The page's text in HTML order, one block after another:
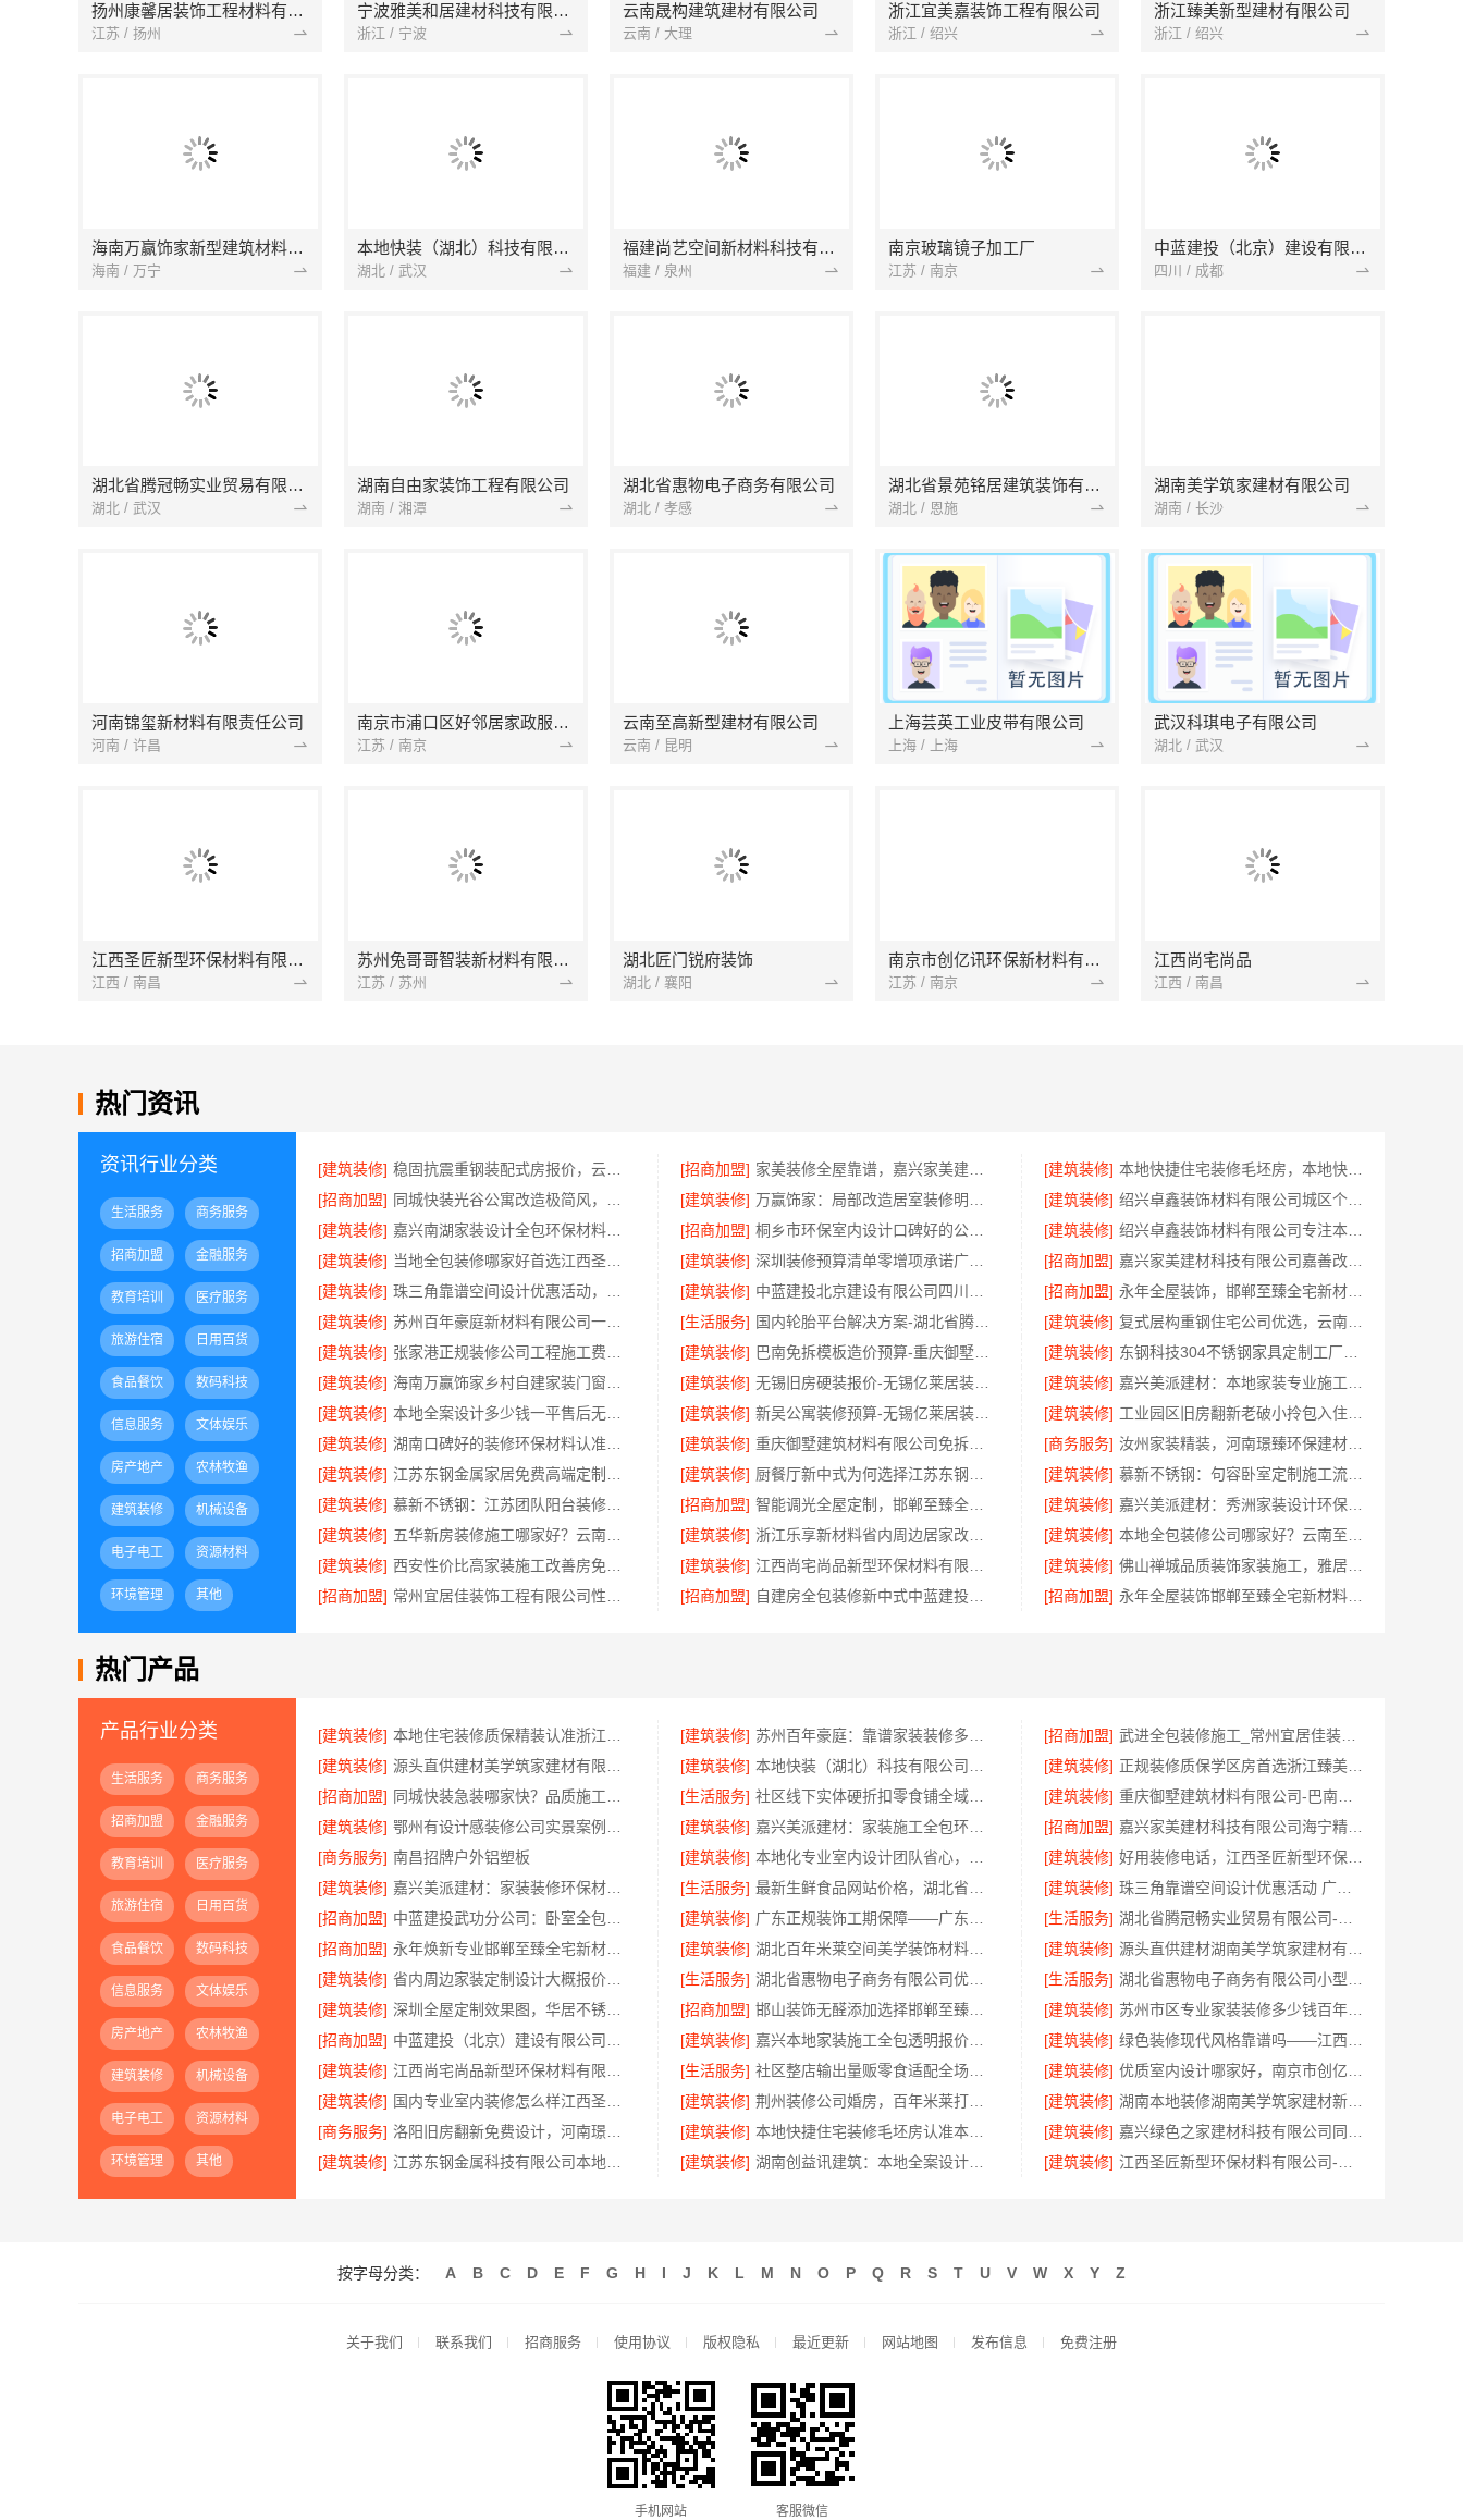
扬州康馨居装饰工程材料有限公司
江苏 / 扬州
宁波雅美和居建材科技有限公司
浙江 / 宁波
云南晟构建筑建材有限公司
云南 / 大理
浙江宜美嘉装饰工程有限公司
浙江 / 绍兴
浙江臻美新型建材有限公司
浙江 / 绍兴
海南万赢饰家新型建筑材料有限公司
海南 / 万宁
本地快装（湖北）科技有限公司
湖北 / 武汉
福建尚艺空间新材料科技有限公司
福建 / 泉州
南京玻璃镜子加工厂
江苏 / 南京
中蓝建投（北京）建设有限公司四川第一分公司
四川 / 成都
湖北省腾冠畅实业贸易有限公司
湖北 / 武汉
湖南自由家装饰工程有限公司
湖南 / 湘潭
湖北省惠物电子商务有限公司
湖北 / 孝感
湖北省景苑铭居建筑装饰有限公司
湖北 / 恩施
湖南美学筑家建材有限公司
湖南 / 长沙
河南锦玺新材料有限责任公司
河南 / 许昌
南京市浦口区好邻居家政服务中心
江苏 / 南京
云南至高新型建材有限公司
云南 / 昆明
上海芸英工业皮带有限公司
上海 / 上海
武汉科琪电子有限公司
湖北 / 武汉
江西圣匠新型环保材料有限公司
江西 / 南昌
苏州兔哥哥智装新材料有限公司
江苏 / 苏州
湖北匠门锐府装饰
湖北 / 襄阳
南京市创亿讯环保新材料有限公司
江苏 / 南京
江西尚宅尚品
江西 / 南昌
热门资讯
资讯行业分类
生活服务 商务服务
招商加盟 金融服务
教育培训 医疗服务
旅游住宿 日用百货
食品餐饮 数码科技
信息服务 文体娱乐
房产地产 农林牧渔
建筑装修 机械设备
电子电工 资源材料
环境管理 其他
[建筑装修] [招商加盟] [建筑装修]
本地快捷住宅装修毛坯房，本地快装（湖北）科技省心交付
[招商加盟]
[建筑装修] [建筑装修]
绍兴卓鑫装饰材料有限公司城区个性化家装免费上门量房
[建筑装修]
[招商加盟] [建筑装修]
绍兴卓鑫装饰材料有限公司专注本地家装别墅装修
[建筑装修]
[建筑装修] [招商加盟]
嘉兴家美建材科技有限公司嘉善改造施工预算透明
[建筑装修]
[建筑装修] [招商加盟]
永年全屋装饰，邯郸至臻全宅新材料有限公司提供一站式家装解决方案
[建筑装修]
[生活服务] [建筑装修]
复式层构重钢住宅公司优选，云南晟构建筑建材有限公司专业筑家
[建筑装修]
[建筑装修] [建筑装修]
[建筑装修]
[建筑装修] [建筑装修]
[建筑装修]
[建筑装修] [建筑装修]
工业园区旧房翻新老破小拎包入住，苏州兔哥哥智装新材料有限公司省心全包
[建筑装修]
[建筑装修] [商务服务]
汝州家装精装，河南璟臻环保建材有限公司全流程一体化服务
[建筑装修]
[建筑装修] [建筑装修]
慕新不锈钢：句容卧室定制施工流程详解
[建筑装修]
[招商加盟] [建筑装修]
嘉兴美派建材：秀洲家装设计环保材料推荐
[建筑装修]
[建筑装修] [建筑装修]
[建筑装修]
[建筑装修] [建筑装修]
[招商加盟]
[招商加盟] [招商加盟] 永年全屋装饰邯郸至臻全宅新材料有限公司
热门产品
产品行业分类
生活服务 商务服务
招商加盟 金融服务
教育培训 医疗服务
旅游住宿 日用百货
食品餐饮 数码科技
信息服务 文体娱乐
房产地产 农林牧渔
建筑装修 机械设备
电子电工 资源材料
环境管理 其他
[建筑装修] [建筑装修] [招商加盟]
武进全包装修施工_常州宜居佳装饰工程有限公司
[建筑装修]
[建筑装修] [建筑装修]
正规装修质保学区房首选浙江臻美新型建材有限公司
[招商加盟]
[生活服务] [建筑装修]
重庆御墅建筑材料有限公司-巴南定制化建房工期短
[建筑装修]
[建筑装修] [招商加盟]
嘉兴家美建材科技有限公司海宁精装房翻新公司
[商务服务] 南昌招牌户外铝塑板 [建筑装修] [建筑装修]
好用装修电话，江西圣匠新型环保材料有限公司
[建筑装修]
[生活服务] [建筑装修]
珠三角靠谱空间设计优惠活动 广东鼎饰空间装饰工程有限公司优惠
[招商加盟]
[建筑装修] [生活服务]
[招商加盟]
[建筑装修] [建筑装修]
[建筑装修]
[生活服务] [生活服务]
[建筑装修]
[招商加盟] [建筑装修]
苏州市区专业家装装修多少钱百年豪庭报价
[招商加盟]
[建筑装修] [建筑装修]
[建筑装修]
[生活服务] [建筑装修]
[建筑装修]
[建筑装修] [建筑装修]
湖南本地装修湖南美学筑家建材新房装修
[商务服务]
[建筑装修] [建筑装修]
[建筑装修]
[建筑装修] [建筑装修]
按字母分类： A B C D E F G H I J K L M N O P Q R S T U V W X Y Z
关于我们 联系我们 招商服务 使用协议 版权隐私 最近更新 网站地图 发布信息 免费注册
手机网站 客服微信